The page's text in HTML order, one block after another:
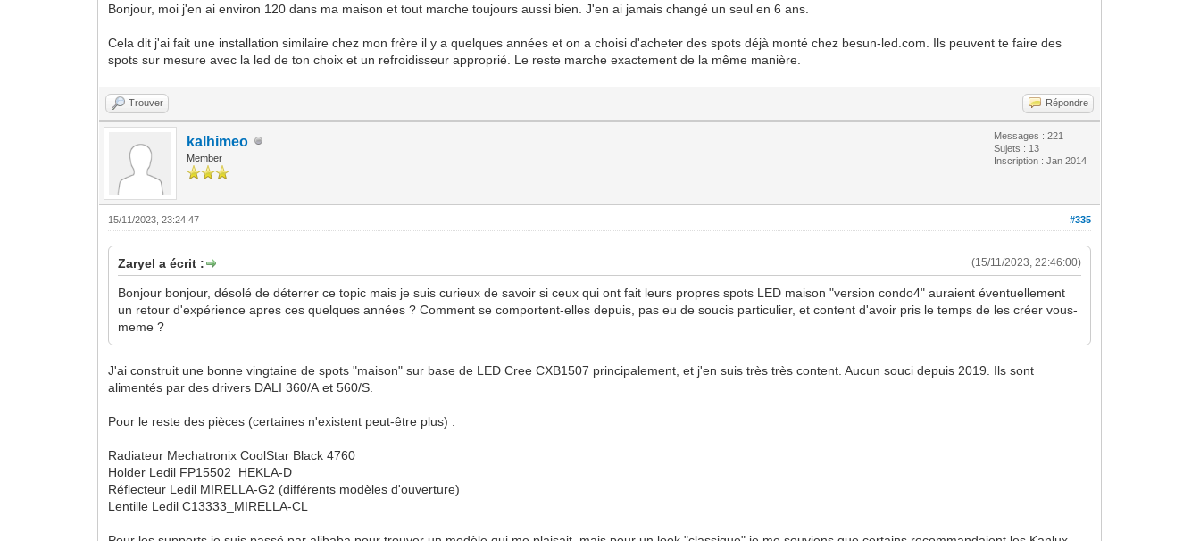
Bonjour, moi j'en ai environ 120 dans ma maison et tout marche toujours aussi bien. J'en ai jamais changé un seul en 6 ans.
Cela dit j'ai fait une installation similaire chez mon frère il y a quelques années et on a choisi d'acheter des spots déjà monté chez besun-led.com. Ils peuvent te faire des
spots sur mesure avec la led de ton choix et un refroidisseur approprié. Le reste marche exactement de la même manière.
Trouver Répondre
kalhimeo
Member
Messages : 221
Sujets : 13
Inscription : Jan 2014
#335
15/11/2023, 23:24:47
(15/11/2023, 22:46:00)
Zaryel a écrit :
Bonjour bonjour, désolé de déterrer ce topic mais je suis curieux de savoir si ceux qui ont fait leurs propres spots LED maison "version condo4" auraient éventuellement
un retour d'expérience apres ces quelques années ? Comment se comportent-elles depuis, pas eu de soucis particulier, et content d'avoir pris le temps de les créer vous-
meme ?
J'ai construit une bonne vingtaine de spots "maison" sur base de LED Cree CXB1507 principalement, et j'en suis très très content. Aucun souci depuis 2019. Ils sont
alimentés par des drivers DALI 360/A et 560/S.
Pour le reste des pièces (certaines n'existent peut-être plus) :
Radiateur Mechatronix CoolStar Black 4760
Holder Ledil FP15502_HEKLA-D
Réflecteur Ledil MIRELLA-G2 (différents modèles d'ouverture)
Lentille Ledil C13333_MIRELLA-CL